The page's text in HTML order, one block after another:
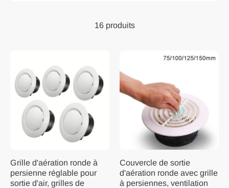
16 produits
Grille d'aération ronde à
persienne réglable pour
sortie d'air, grilles de
Couvercle de sortie
d'aération ronde avec grille
à persiennes, ventilation